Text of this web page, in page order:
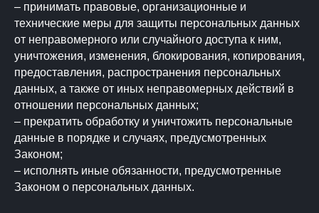
– принимать правовые, организационные и
технические меры для защиты персональных данных
от неправомерного или случайного доступа к ним,
уничтожения, изменения, блокирования, копирования,
предоставления, распространения персональных
данных, а также от иных неправомерных действий в
отношении персональных данных;
– прекратить обработку и уничтожить персональные
данные в порядке и случаях, предусмотренных
Законом;
– исполнять иные обязанности, предусмотренные
Законом о персональных данных.